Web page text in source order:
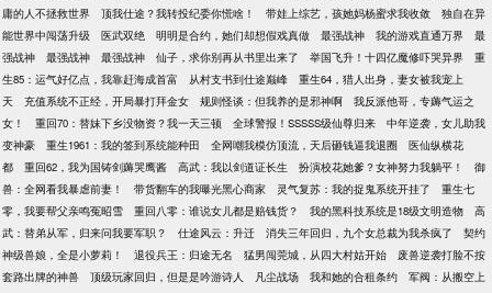
庸的人不拯救世界
顶我仕途？我转投纪委你慌啥！ 带娃上综艺，孩她妈杨蜜求我收敛
独自在异
能世界中闯荡升级
医武双绝 明明是合约，她们却想假戏真做 最强战神 我的游戏直通万界
最
强战神
最强战神 最强战神 仙子，求你别再从书里出来了 举国飞升！十四亿魔修吓哭异界
重
生85：运气好亿点，我靠赶海成首富
从村支书到仕途巅峰
重生64，猎人出身，妻女被我宠上
天
充值系统不正经，开局暴打拜金女 规则怪谈：但我养的是邪神啊
我反派他哥，专薅气运之
女！
重回70：替妹下乡没物资？我一天三顿 全球警报！SSSSS级仙尊归来
中年逆袭，女儿助我
变神豪
重生1961：我的签到系统能种田 全网嘲我模仿顶流，天后砸钱逼我退圈
医仙纵横花
都
重回62，我为国铸剑薅哭鹰酱 高武：我以剑道证长生 扮演校花她爹？女神努力我躺平！
御
兽：全网看我暴虐前妻！
带货翻车的我曝光黑心商家 灵气复苏：我的捉鬼系统开挂了
重生七
零，我要帮父亲鸣冤昭雪
重回八零：谁说女儿都是赔钱货？ 我的黑科技系统是18级文明造物
高
武：替弟从军，归来问我要军职？
仕途风云：升迁 消失三年回归，九个女总裁为我杀疯了
契约
神级兽娘，全是小萝莉！
退役兵王：归途无名 猛男闯莞城，从四大村姑开始
废兽逆袭打脸不按
套路出牌的神兽
顶级玩家回归，但是是吟游诗人 凡尘战场 我和她的合租条约
军阀：从搬空上